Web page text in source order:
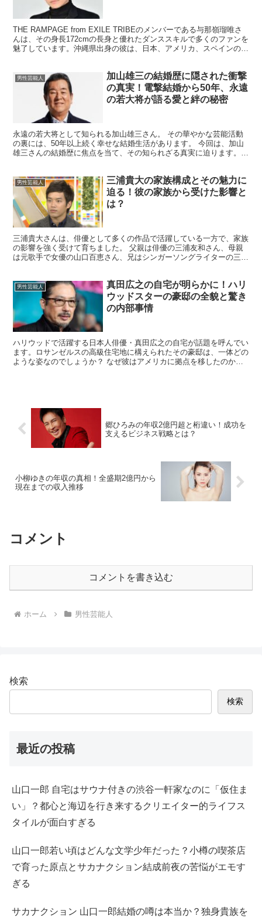
THE RAMPAGE from EXILE TRIBEのメンバーである与那嶺瑠唯さ
んは、その身長172cmの長身と優れたダンススキルで多くのファンを
魅了しています。沖縄県出身の彼は、日本、アメリカ、スペインの血
男性芸能人
加山雄三の結婚歴に隠された衝撃
の真実！電撃結婚から50年、永遠
の若大将が語る愛と絆の秘密
永遠の若大将として知られる加山雄三さん。 その華やかな芸能活動
の裏には、50年以上続く幸せな結婚生活があります。 今回は、加山
雄三さんの結婚歴に焦点を当て、その知られざる真実に迫ります。
男性芸能人
三浦貴大の家族構成とその魅力に
迫る！彼の家族から受けた影響と
は？
三浦貴大さんは、俳優として多くの作品で活躍している一方で、家族
の影響を強く受けて育ちました。 父親は俳優の三浦友和さん、母親
は元歌手で女優の山口百恵さん、兄はシンガーソングライターの三浦
男性芸能人
真田広之の自宅が明らかに！ハリ
ウッドスターの豪邸の全貌と驚き
の内部事情
ハリウッドで活躍する日本人俳優・真田広之の自宅が話題を呼んでい
ます。ロサンゼルスの高級住宅地に構えられたその豪邸は、一体どの
ような姿なのでしょうか？ なぜ彼はアメリカに拠点を移したのか？
郷ひろみの年収2億円超と桁違い！成功を
支えるビジネス戦略とは？
小柳ゆきの年収の真相！全盛期2億円から
現在までの収入推移
コメント
コメントを書き込む
ホーム 男性芸能人
検索
検索
最近の投稿
山口一郎 自宅はサウナ付きの渋谷一軒家なのに「仮住ま
い」？都心と海辺を行き来するクリエイター的ライフス
タイルが面白すぎる
山口一郎若い頃はどんな文学少年だった？小樽の喫茶店
で育った原点とサカナクション結成前夜の苦悩がエモす
ぎる
サカナクション 山口一郎結婚の噂は本当か？独身貴族を